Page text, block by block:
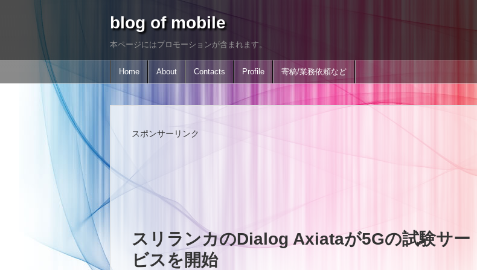
blog of mobile
本ページにはプロモーションが含まれます。
Home About Contacts Profile 寄稿/業務依頼など
スポンサーリンク
スリランカのDialog Axiataが5Gの試験サー
ビスを開始